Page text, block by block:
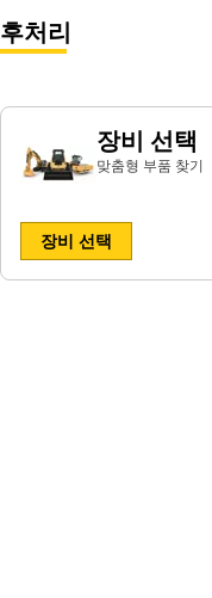
후처리
장비 선택
맞춤형 부품 찾기
장비 선택